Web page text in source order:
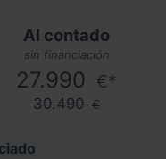
Al contado
sin financiación
27.990 €*
30.490 €